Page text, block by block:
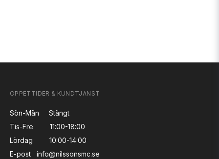
ÖPPETTIDER & KUNDTJÄNST
Sön-Mån
Stängt
Tis-Fre
11:00-18:00
Lördag
10:00-14:00
E-post
info@nilssonsmc.se